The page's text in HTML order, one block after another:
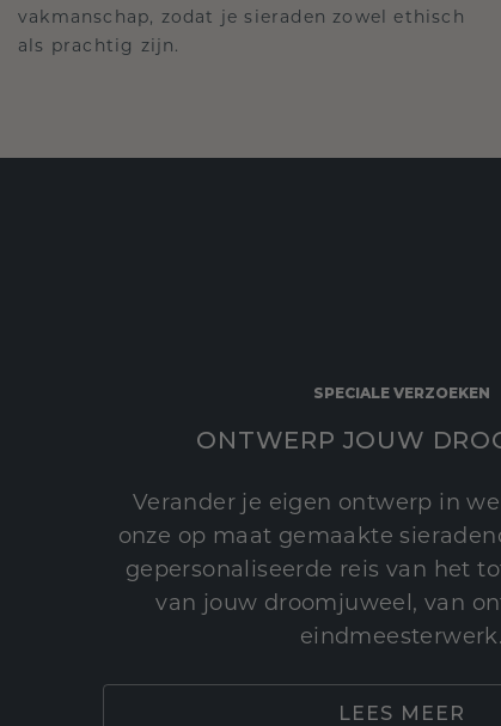
vakmanschap, zodat je sieraden zowel ethisch
als prachtig zijn.
SPECIALE VERZOEKEN
ONTWERP JOUW
Verander je eigen ontwerp in
onze op maat gemaakte
gepersonaliseerde reis van het
van jouw droomjuweel, van
eindmeesterwerk.
LEES MEER